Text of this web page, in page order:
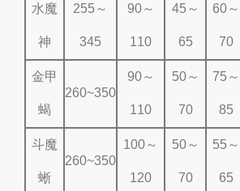
水魔
神
255～
345
90～
110
45～
65
60～
70
金甲
蝎
260~350
90～
110
50～
70
75～
85
斗魔
蜥
260~350
100～
120
50～
70
55～
65